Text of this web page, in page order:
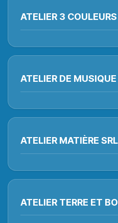
ATELIER 3
ATELIER DE
ATELIER MATIÈRE SRL
ATELIER TERRE ET